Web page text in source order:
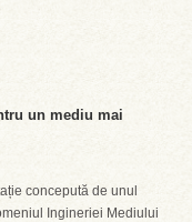
un mediu mai
concepută de unul
Ingineriei Mediului